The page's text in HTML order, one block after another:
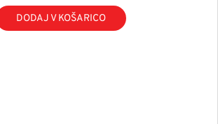
DODAJ V KOŠARICO